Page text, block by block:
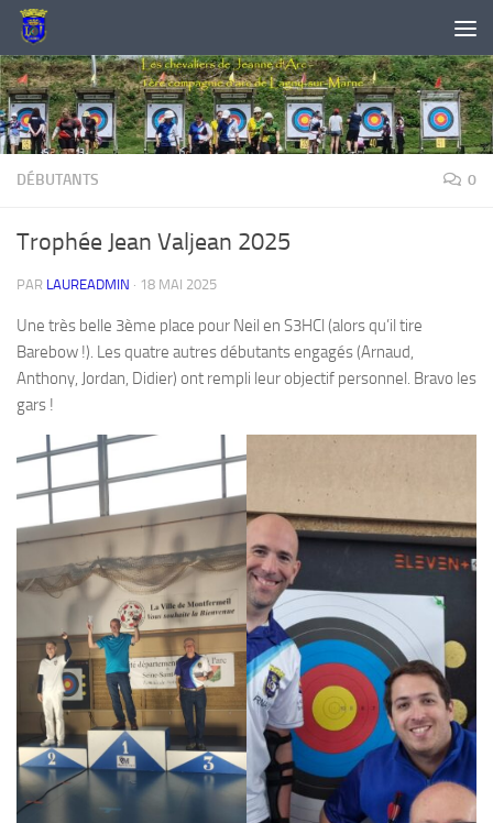
Skip to content
DÉBUTANTS 0
Trophée Jean Valjean 2025
PAR LAUREADMIN · 18 MAI 2025
Une très belle 3ème place pour Neil en S3HCl (alors qu’il tire
Barebow !). Les quatre autres débutants engagés (Arnaud,
Anthony, Jordan, Didier) ont rempli leur objectif personnel. Bravo les
gars !